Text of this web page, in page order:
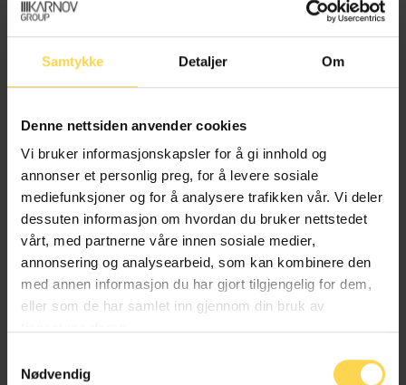
Samtykke Detaljer Om
Denne nettsiden anvender cookies
Vi bruker informasjonskapsler for å gi innhold og
annonser et personlig preg, for å levere sosiale
mediefunksjoner og for å analysere trafikken vår. Vi deler
dessuten informasjon om hvordan du bruker nettstedet
vårt, med partnerne våre innen sosiale medier,
annonsering og analysearbeid, som kan kombinere den
med annen informasjon du har gjort tilgjengelig for dem,
eller som de har samlet inn gjennom din bruk av
Nødvendig
Imran Haider
Trygderett og pensjonsrett